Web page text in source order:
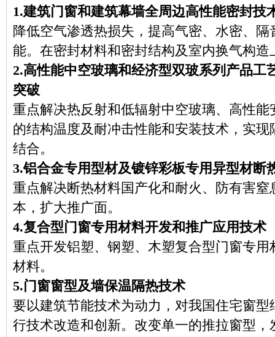
1.建筑门窗和建筑幕墙全周边高性能密封技
降低空气渗透热损失，提高气密、水密、
能。在密封材料和密封结构及室内换气构造
2.高性能中空玻璃和经济型双玻系列产品工
突破
重点解决热反射和低辐射中空玻璃、高性
的结构温度及耐冲击性能和安装技术，实
结合。
3.铝合金专用型材及镀锌彩板专用异型材断
重点解决断热材料国产化和耐火、防有害
本，扩大推广面。
4.复合型门窗专用材料开发和推广应用技术
重点开发铝塑、钢塑、木塑复合型门窗专
材料。
5.门窗窗型及墙保温隔热技术
要以建筑节能技术为动力，对我国住宅窗
行技术改造和创新。改变单一的推拉窗型